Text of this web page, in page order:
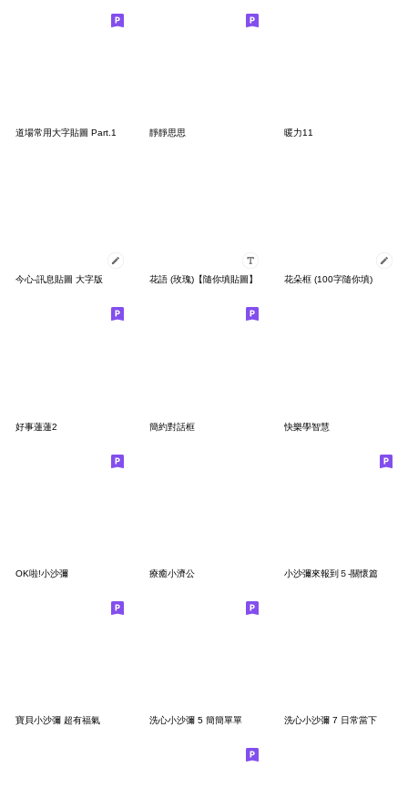
道場常用大字貼圖 Part.1 靜靜思思 暖力11
今心-訊息貼圖 大字版 花語 (玫瑰)【隨你填貼圖】 花朵框 (100字隨你填)
好事蓮蓮2 簡約對話框 快樂學智慧
OK啦!小沙彌 療癒小濟公 小沙彌來報到５-關懷篇
寶貝小沙彌 超有福氣 洗心小沙彌 5 簡簡單單 洗心小沙彌 7 日常當下